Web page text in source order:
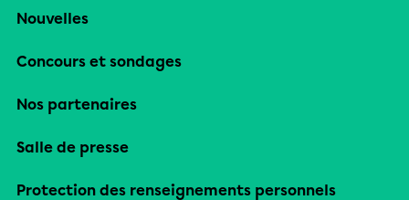
Nouvelles
Concours et sondages
Nos partenaires
Salle de presse
Protection des renseignements personnels